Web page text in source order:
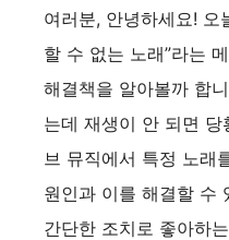
여러분, 안녕하세요! 오
할 수 없는 노래”라는
해결책을 알아볼까 합
는데 재생이 안 되면
브 뮤직에서 특정 노래
원인과 이를 해결할 수
간단한 조치로 좋아하